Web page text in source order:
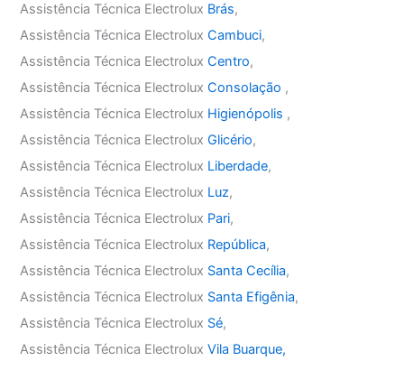
Assistência Técnica Electrolux Brás,
Assistência Técnica ElectroluxCambuci,
Assistência Técnica ElectroluxCentro,
Assistência Técnica ElectroluxConsolação ,
Assistência Técnica Electrolux Higienópolis ,
Assistência Técnica ElectroluxGlicério,
Assistência Técnica Electrolux Liberdade,
Assistência Técnica Electrolux Luz,
Assistência Técnica Electrolux Pari,
Assistência Técnica Electrolux República,
Assistência Técnica Electrolux Santa Cecília,
Assistência Técnica Electrolux Santa Efigênia,
Assistência Técnica Electrolux Sé,
Assistência Técnica ElectroluxVila Buarque,